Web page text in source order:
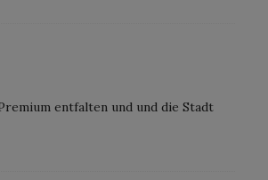
entfalten und und die Stadt